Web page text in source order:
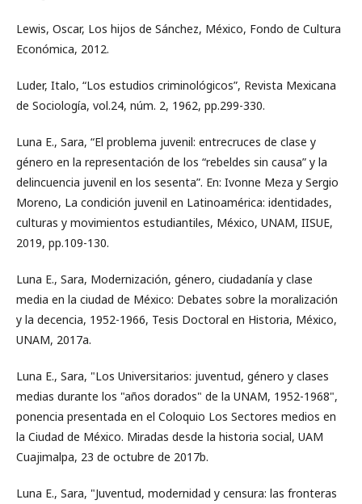
Lewis, Oscar, Los hijos de Sánchez, México, Fondo de Cultura
Económica, 2012.
Luder, Italo, “Los estudios criminológicos”, Revista Mexicana
de Sociología, vol.24, núm. 2, 1962, pp.299-330.
Luna E., Sara, “El problema juvenil: entrecruces de clase y
género en la representación de los “rebeldes sin causa” y la
delincuencia juvenil en los sesenta”. En: Ivonne Meza y Sergio
Moreno, La condición juvenil en Latinoamérica: identidades,
culturas y movimientos estudiantiles, México, UNAM, IISUE,
2019, pp.109-130.
Luna E., Sara, Modernización, género, ciudadanía y clase
media en la ciudad de México: Debates sobre la moralización
y la decencia, 1952-1966, Tesis Doctoral en Historia, México,
UNAM, 2017a.
Luna E., Sara, "Los Universitarios: juventud, género y clases
medias durante los "años dorados" de la UNAM, 1952-1968",
ponencia presentada en el Coloquio Los Sectores medios en
la Ciudad de México. Miradas desde la historia social, UAM
Cuajimalpa, 23 de octubre de 2017b.
Luna E., Sara, "Juventud, modernidad y censura: las fronteras